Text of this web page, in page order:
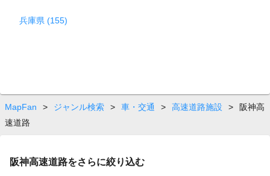
兵庫県 (155)
MapFan > ジャンル検索 > 車・交通 > 高速道路施設 >
阪神高
速道路
阪神高速道路をさらに絞り込む